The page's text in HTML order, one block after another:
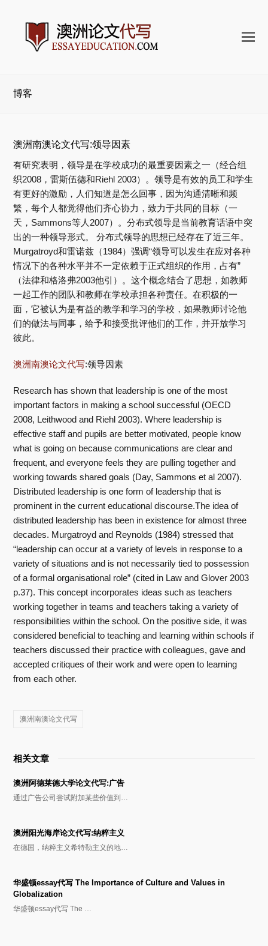
打
博客
澳洲南澳论文代写:领导因素
有研究表明，领导是在学校成功的最重要因素之一（经合组
织2008，雷斯伍德和Riehl 2003）。领导是有效的员工和学生
有更好的激励，人们知道是怎么回事，因为沟通清晰和频
繁，每个人都觉得他们齐心协力，致力于共同的目标（一
天，Sammons等人2007）。分布式领导是当前教育话语中突
出的一种领导形式。 分布式领导的思想已经存在了近三年。
Murgatroyd和雷诺兹（1984）强调“领导可以发生在应对各种
情况下的各种水平并不一定依赖于正式组织的作用，占有”
（法律和格洛弗2003他引）。这个概念结合了思想，如教师
一起工作的团队和教师在学校承担各种责任。在积极的一
面，它被认为是有益的教学和学习的学校，如果教师讨论他
们的做法与同事，给予和接受批评他们的工作，并开放学习
彼此。
澳洲南澳论文代写:领导因素
Research has shown that leadership is one of the most
important factors in making a school successful (OECD
2008, Leithwood and Riehl 2003). Where leadership is
effective staff and pupils are better motivated, people know
what is going on because communications are clear and
frequent, and everyone feels they are pulling together and
working towards shared goals (Day, Sammons et al 2007).
Distributed leadership is one form of leadership that is
prominent in the current educational discourse.The idea of
distributed leadership has been in existence for almost three
decades. Murgatroyd and Reynolds (1984) stressed that
“leadership can occur at a variety of levels in response to a
variety of situations and is not necessarily tied to possession
of a formal organisational role” (cited in Law and Glover 2003
p.37). This concept incorporates ideas such as teachers
working together in teams and teachers taking a variety of
responsibilities within the school. On the positive side, it was
considered beneficial to teaching and learning within schools if
teachers discussed their practice with colleagues, gave and
accepted critiques of their work and were open to learning
from each other.
澳洲南澳论文代写
相关文章
澳洲阿德莱德大学论文代写:广告
通过广告公司尝试附加某些价值到…
澳洲阳光海岸论文代写:纳粹主义
在德国，纳粹主义希特勒主义的地…
华盛顿essay代写 The Importance of Culture and Values in
Globalization
华盛顿essay代写 The …